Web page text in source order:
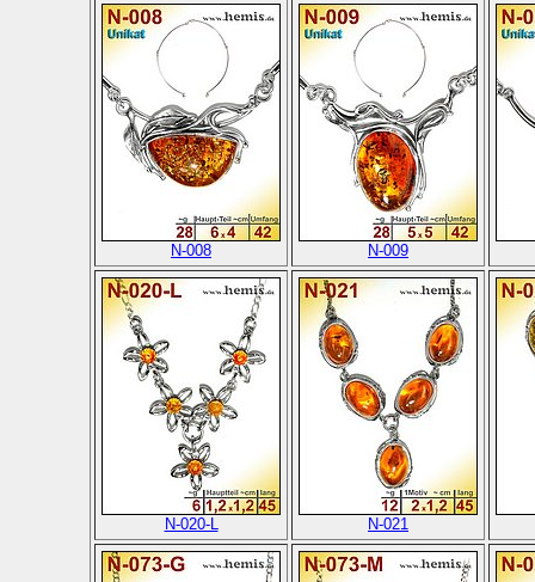
N-008 N-009
N-020-L N-021